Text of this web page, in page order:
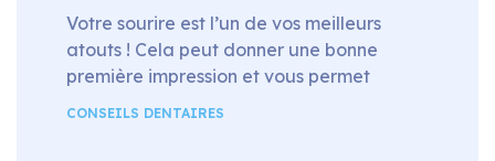
CONSEILS DENTAIRES
Votre sourire est l’un de vos meilleurs
atouts ! Cela peut donner une bonne
première impression et vous permet